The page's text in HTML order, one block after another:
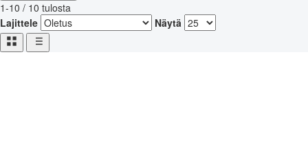
1-10 / 10 tulosta
Lajittele
Näytä